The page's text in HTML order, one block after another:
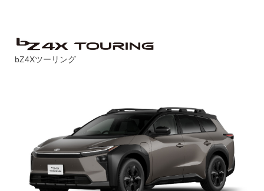
bZ4Xツーリング